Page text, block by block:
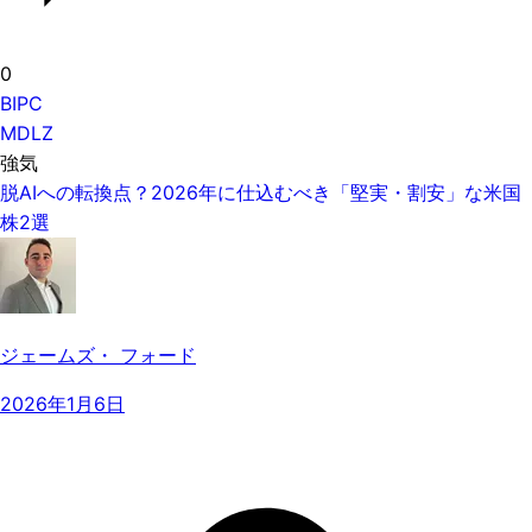
0
BIPC
MDLZ
強気
脱AIへの転換点？2026年に仕込むべき「堅実・割安」な米国
株2選
ジェームズ・ フォード
2026年1月6日